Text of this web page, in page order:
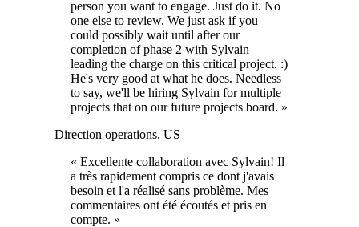
person you want to engage. Just do it. No
one else to review. We just ask if you
could possibly wait until after our
completion of phase 2 with Sylvain
leading the charge on this critical project. :)
He's very good at what he does. Needless
to say, we'll be hiring Sylvain for multiple
projects that on our future projects board. »
— Direction operations, US
« Excellente collaboration avec Sylvain! Il
a très rapidement compris ce dont j'avais
besoin et l'a réalisé sans problème. Mes
commentaires ont été écoutés et pris en
compte. »